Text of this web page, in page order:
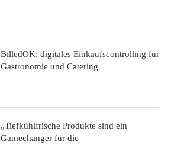
BilledOK: digitales Einkaufscontrolling für
Gastronomie und Catering
„Tiefkühlfrische Produkte sind ein
Gamechanger für die